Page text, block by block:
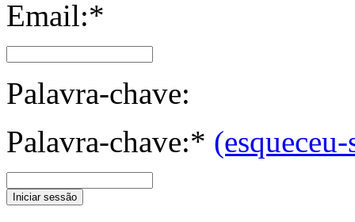
Email:*
Palavra-chave:
Palavra-chave:* (esqueceu-
Iniciar sessão